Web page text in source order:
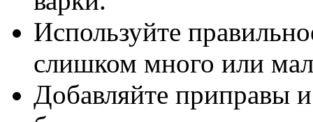
Используйте
слишком много или
Добавляйте приправы